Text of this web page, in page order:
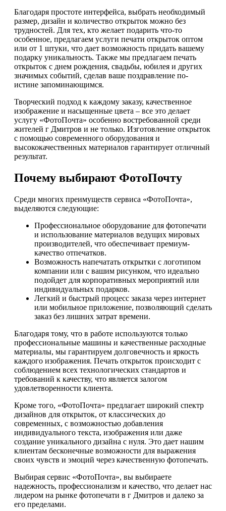
Благодаря простоте интерфейса, выбрать необходимый
размер, дизайн и количество открыток можно без
трудностей. Для тех, кто желает подарить что-то
особенное, предлагаем услуги печати открыток оптом
или от 1 штуки, что дает возможность придать вашему
подарку уникальность. Также мы предлагаем печать
открыток с днем рождения, свадьбы, юбилея и других
значимых событий, сделав ваше поздравление по-
истине запоминающимся.
Творческий подход к каждому заказу, качественное
изображение и насыщенные цвета – все это делает
услугу «ФотоПочта» особенно востребованной среди
жителей г Дмитров и не только. Изготовление открыток
с помощью современного оборудования и
высококачественных материалов гарантирует отличный
результат.
Почему выбирают ФотоПочту
Среди многих преимуществ сервиса «ФотоПочта»,
выделяются следующие:
Профессиональное оборудование для фотопечати
и использование материалов ведущих мировых
производителей, что обеспечивает премиум-
качество отпечатков.
Возможность напечатать открытки с логотипом
компании или с вашим рисунком, что идеально
подойдет для корпоративных мероприятий или
индивидуальных подарков.
Легкий и быстрый процесс заказа через интернет
или мобильное приложение, позволяющий сделать
заказ без лишних затрат времени.
Благодаря тому, что в работе используются только
профессиональные машины и качественные расходные
материалы, мы гарантируем долговечность и яркость
каждого изображения. Печать открыток происходит с
соблюдением всех технологических стандартов и
требований к качеству, что является залогом
удовлетворенности клиента.
Кроме того, «ФотоПочта» предлагает широкий спектр
дизайнов для открыток, от классических до
современных, с возможностью добавления
индивидуального текста, изображения или даже
создание уникального дизайна с нуля. Это дает нашим
клиентам бесконечные возможности для выражения
своих чувств и эмоций через качественную фотопечать.
Выбирая сервис «ФотоПочта», вы выбираете
надежность, профессионализм и качество, что делает нас
лидером на рынке фотопечати в г Дмитров и далеко за
его пределами.